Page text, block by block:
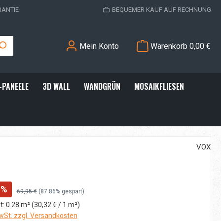
BEQUEMER KAUF AUF RECHNUNG
Mein Konto Warenkorb 0,00 €
3D WALL WANDGRÜN MOSAIKFLIESEN
VOX
% Regulärer Preis:
69,95 € (87.86% gespart)
0.28 m²(30,32 € / 1 m²)
zzgl. Versandkosten